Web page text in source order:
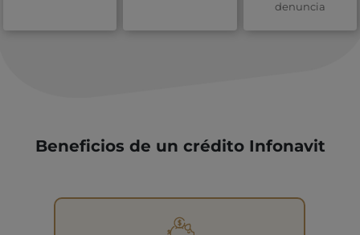
denuncia
Beneficios de un crédito Infonavit